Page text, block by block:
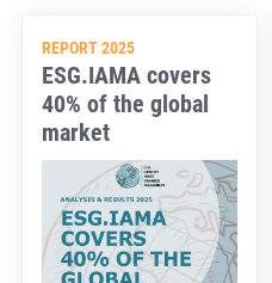
REPORT 2025
ESG.IAMA covers
40% of the global
market